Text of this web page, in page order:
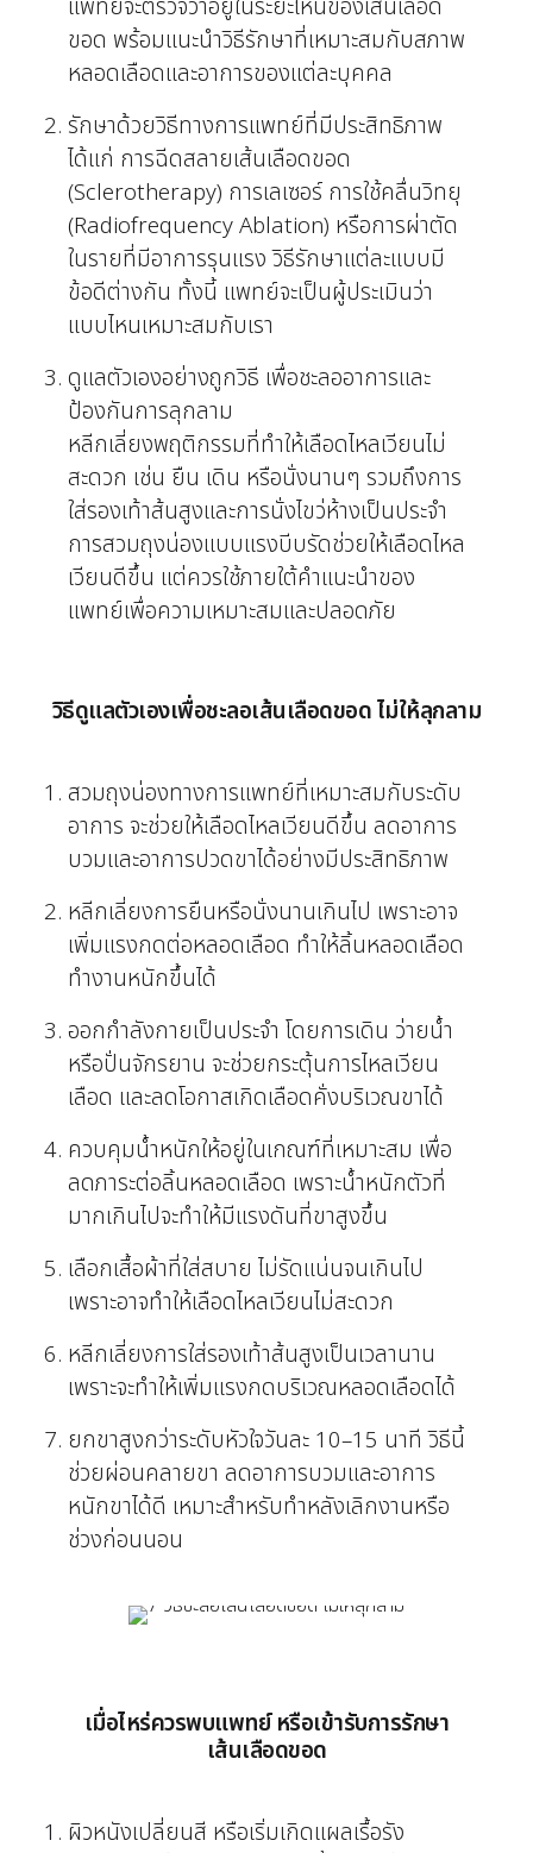
แพทย์จะตรวจว่าอยู่ในระยะไหนของเส้นเลือด
ขอด พร้อมแนะนำวิธีรักษาที่เหมาะสมกับสภาพ
หลอดเลือดและอาการของแต่ละบุคคล
รักษาด้วยวิธีทางการแพทย์ที่มีประสิทธิภาพ
ได้แก่ การฉีดสลายเส้นเลือดขอด
(Sclerotherapy) การเลเซอร์ การใช้คลื่นวิทยุ
(Radiofrequency Ablation) หรือการผ่าตัด
ในรายที่มีอาการรุนแรง วิธีรักษาแต่ละแบบมี
ข้อดีต่างกัน ทั้งนี้ แพทย์จะเป็นผู้ประเมินว่า
แบบไหนเหมาะสมกับเรา
ดูแลตัวเองอย่างถูกวิธี เพื่อชะลออาการและ
ป้องกันการลุกลาม
หลีกเลี่ยงพฤติกรรมที่ทำให้เลือดไหลเวียนไม่
สะดวก เช่น ยืน เดิน หรือนั่งนานๆ รวมถึงการ
ใส่รองเท้าส้นสูงและการนั่งไขว่ห้างเป็นประจำ
การสวมถุงน่องแบบแรงบีบรัดช่วยให้เลือดไหล
เวียนดีขึ้น แต่ควรใช้ภายใต้คำแนะนำของ
แพทย์เพื่อความเหมาะสมและปลอดภัย
วิธีดูแลตัวเองเพื่อชะลอเส้นเลือดขอด ไม่ให้ลุกลาม
สวมถุงน่องทางการแพทย์ที่เหมาะสมกับระดับ
อาการ จะช่วยให้เลือดไหลเวียนดีขึ้น ลดอาการ
บวมและอาการปวดขาได้อย่างมีประสิทธิภาพ
หลีกเลี่ยงการยืนหรือนั่งนานเกินไป เพราะอาจ
เพิ่มแรงกดต่อหลอดเลือด ทำให้ลิ้นหลอดเลือด
ทำงานหนักขึ้นได้
ออกกำลังกายเป็นประจำ โดยการเดิน ว่ายน้ำ
หรือปั่นจักรยาน จะช่วยกระตุ้นการไหลเวียน
เลือด และลดโอกาสเกิดเลือดคั่งบริเวณขาได้
ควบคุมน้ำหนักให้อยู่ในเกณฑ์ที่เหมาะสม เพื่อ
ลดภาระต่อลิ้นหลอดเลือด เพราะน้ำหนักตัวที่
มากเกินไปจะทำให้มีแรงดันที่ขาสูงขึ้น
เลือกเสื้อผ้าที่ใส่สบาย ไม่รัดแน่นจนเกินไป
เพราะอาจทำให้เลือดไหลเวียนไม่สะดวก
หลีกเลี่ยงการใส่รองเท้าส้นสูงเป็นเวลานาน
เพราะจะทำให้เพิ่มแรงกดบริเวณหลอดเลือดได้
ยกขาสูงกว่าระดับหัวใจวันละ 10–15 นาที วิธีนี้
ช่วยผ่อนคลายขา ลดอาการบวมและอาการ
หนักขาได้ดี เหมาะสำหรับทำหลังเลิกงานหรือ
ช่วงก่อนนอน
เมื่อไหร่ควรพบแพทย์ หรือเข้ารับการรักษา
เส้นเลือดขอด
ผิวหนังเปลี่ยนสี หรือเริ่มเกิดแผลเรื้อรัง